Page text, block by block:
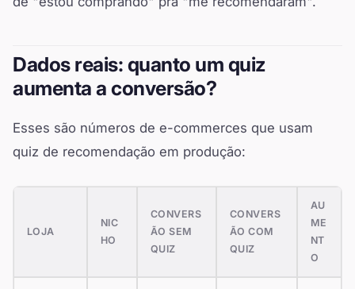
Dados reais: quanto um quiz
aumenta a conversão?
Esses são números de e-commerces que usam
quiz de recomendação em produção:
LOJA
NIC
HO
CONVERS
ÃO SEM
QUIZ
CONVERS
ÃO COM
QUIZ
AU
ME
NT
O